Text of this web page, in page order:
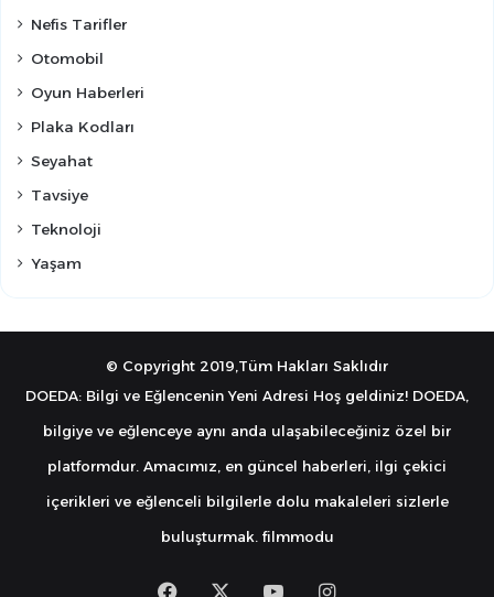
Nefis Tarifler
Otomobil
Oyun Haberleri
Plaka Kodları
Seyahat
Tavsiye
Teknoloji
Yaşam
© Copyright 2019,Tüm Hakları Saklıdır
DOEDA: Bilgi ve Eğlencenin Yeni Adresi Hoş geldiniz! DOEDA,
bilgiye ve eğlenceye aynı anda ulaşabileceğiniz özel bir
platformdur. Amacımız, en güncel haberleri, ilgi çekici
içerikleri ve eğlenceli bilgilerle dolu makaleleri sizlerle
buluşturmak. filmmodu
FacebookYouTubeInstagram